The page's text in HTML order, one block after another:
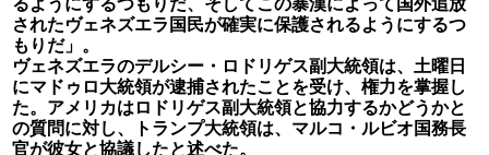
るようにするつもりだ、そしてこの暴漢によって国外追放
されたヴェネズエラ国民が確実に保護されるようにするつ
もりだ」。
ヴェネズエラのデルシー・ロドリゲス副大統領は、土曜日
にマドゥロ大統領が逮捕されたことを受け、権力を掌握し
た。アメリカはロドリゲス副大統領と協力するかどうかと
の質問に対し、トランプ大統領は、マルコ・ルビオ国務長
官が彼女と協議したと述べた。